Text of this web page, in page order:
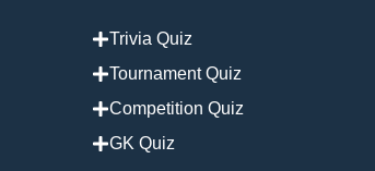
Trivia Quiz
Tournament Quiz
Competition Quiz
GK Quiz